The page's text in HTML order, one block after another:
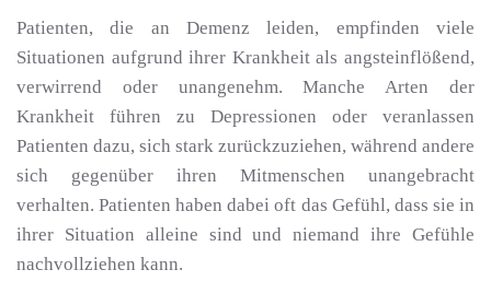
Patienten, die an Demenz leiden, empfinden viele
Situationen aufgrund ihrer Krankheit als angsteinflößend,
verwirrend oder unangenehm. Manche Arten der
Krankheit führen zu Depressionen oder veranlassen
Patienten dazu, sich stark zurückzuziehen, während andere
sich gegenüber ihren Mitmenschen unangebracht
verhalten. Patienten haben dabei oft das Gefühl, dass sie in
ihrer Situation alleine sind und niemand ihre Gefühle
nachvollziehen kann.